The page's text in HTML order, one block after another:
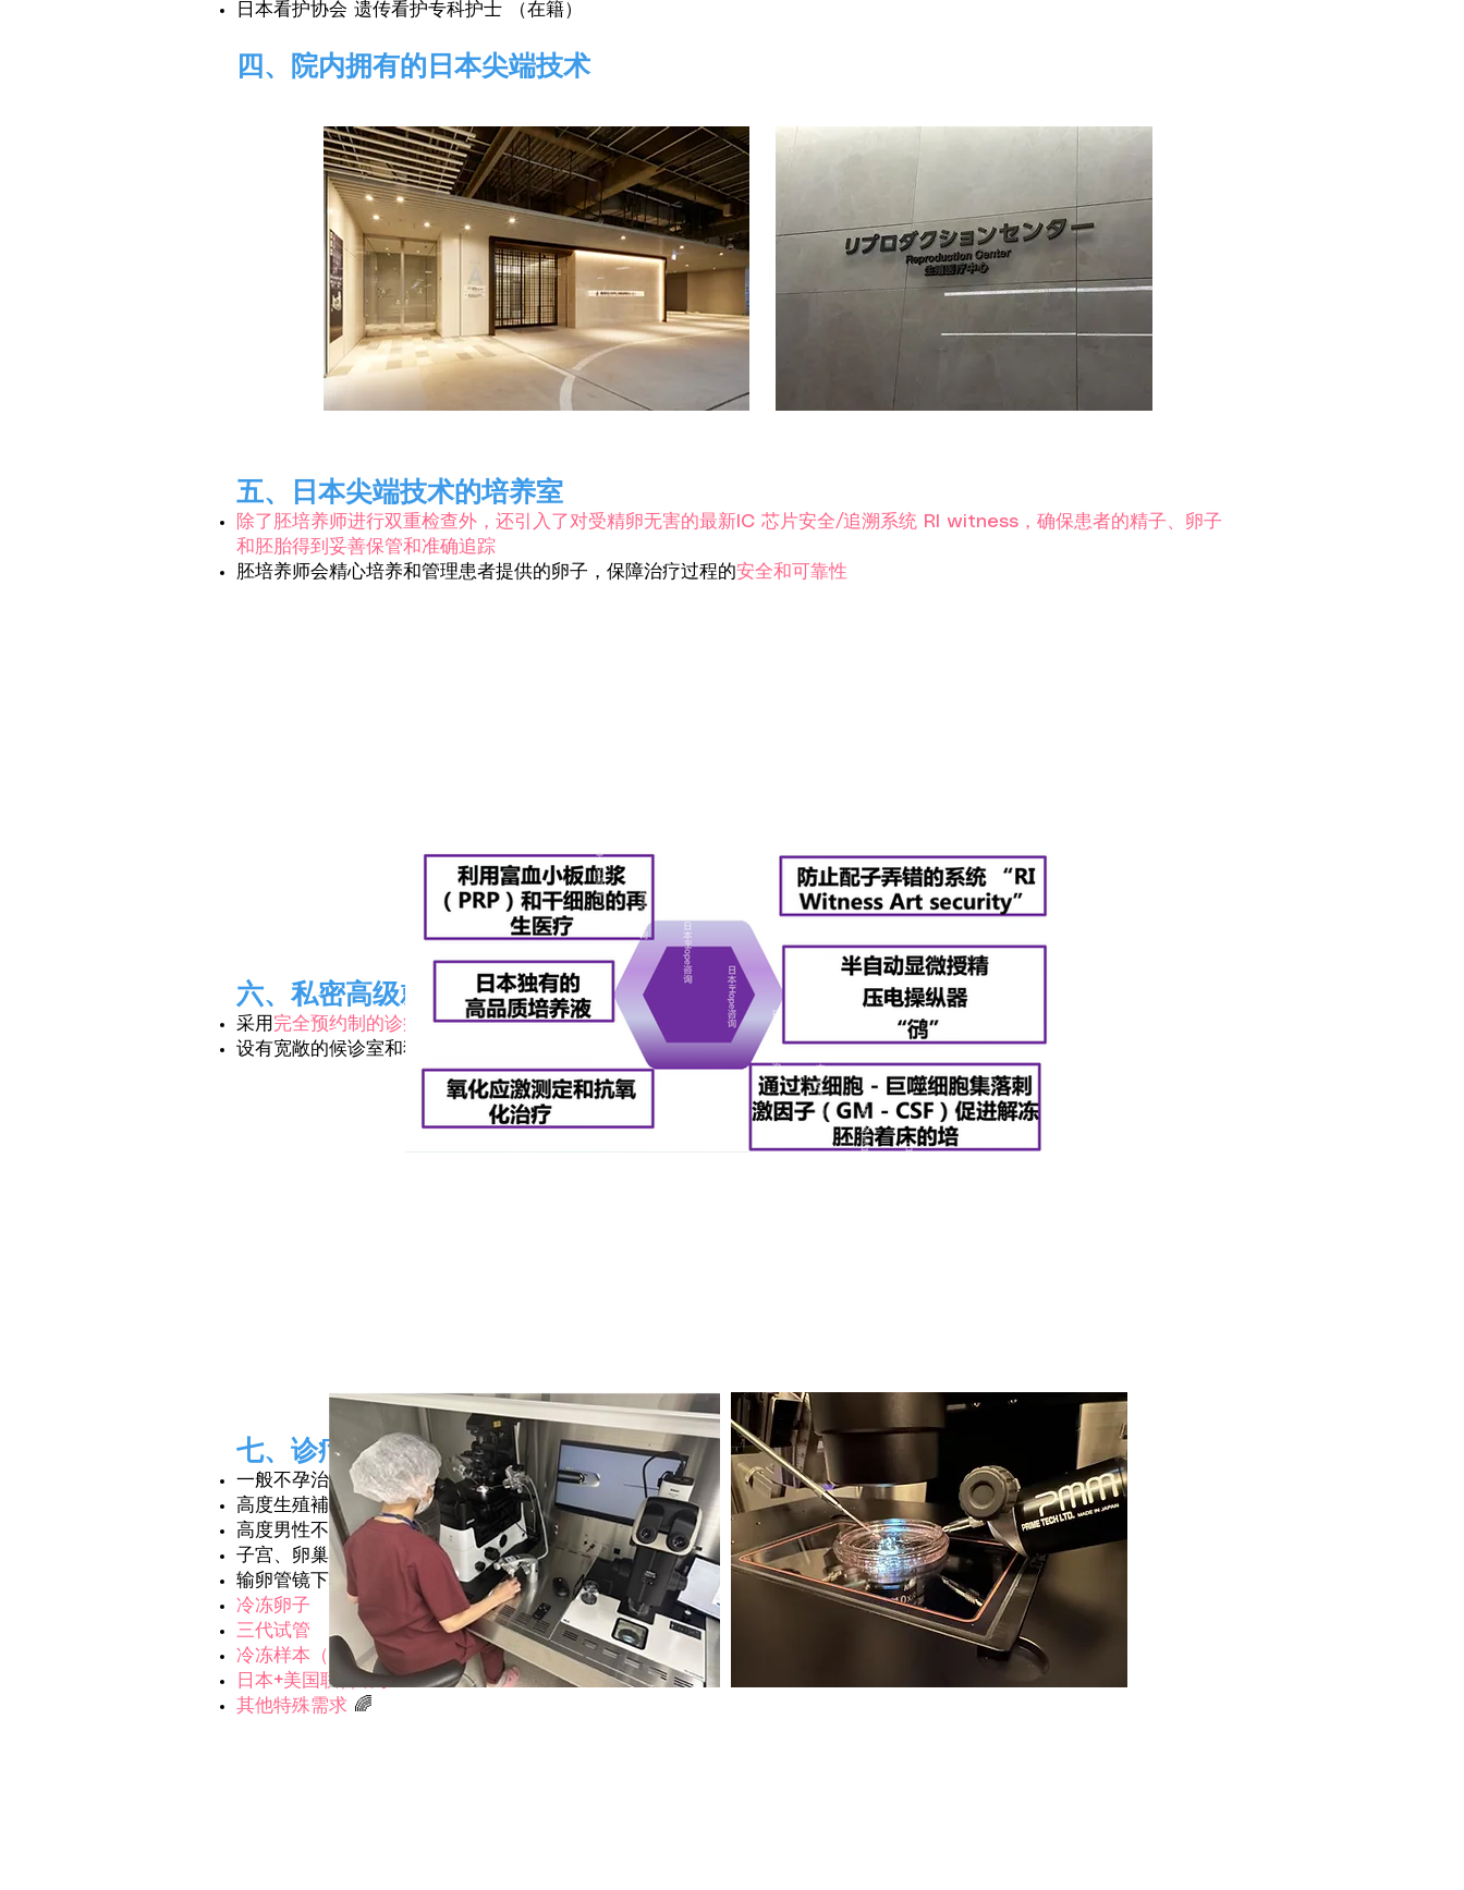
日本看护协会 遗传看护专科护士 （在籍）
四、院内拥有的日本尖端技术
五、日本尖端技术的培养室
除了胚培养师进行双重检查外，还引入了对受精卵无害的最新IC 芯片安全/追溯系统 RI witness，确保患者的精子、卵子
和胚胎得到妥善保管和准确追踪
胚培养师会精心培养和管理患者提供的卵子，保障治疗过程的安全和可靠性
六、私密高级就诊环境
采用 完全预约制的诊疗体制，最大限度减少患者等待时间
设有宽敞的候诊室和独立的
私人候诊室，充分考虑患者隐私，设计贴心
七、诊疗内容
一般不孕治疗
高度生殖補助医疗（体外受精·显微授精）
高度男性不育治疗
子宫、卵巢的再生医疗在不孕治疗中的应用
输卵管镜下输卵管成形术
冷冻卵子
三代试管
冷冻样本（胚胎、未受精卵、精子）的全球转移
​日本+美国联合助孕
其他特殊需求 🌈